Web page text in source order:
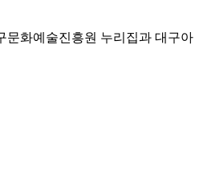
문화예술진흥원 누리집과 대구아